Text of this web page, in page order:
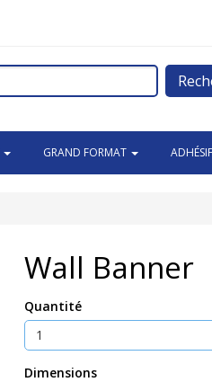
GRAND FORMAT
Wall Banner
Quantité
Dimensions